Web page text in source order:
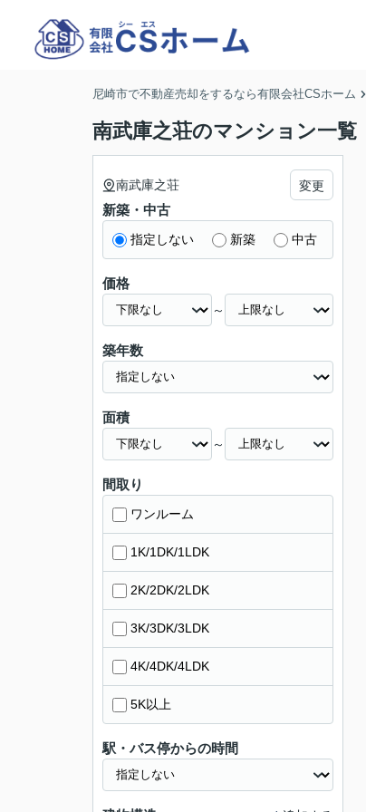
尼崎市で不動産売却をするなら有限会社CSホーム
南武庫之荘のマンション一覧
南武庫之荘 変更
新築・中古
指定しない 新築 中古
価格
～
築年数
面積
～
間取り
ワンルーム
1K/1DK/1LDK
2K/2DK/2LDK
3K/3DK/3LDK
4K/4DK/4LDK
5K以上
駅・バス停からの時間